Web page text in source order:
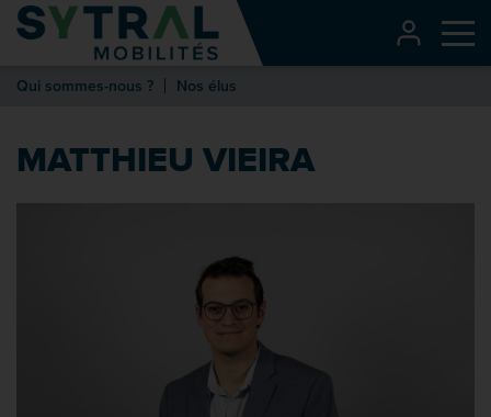
Contenu
Entête de page
Qui sommes-nous ? Nos élus
MATTHIEU VIEIRA